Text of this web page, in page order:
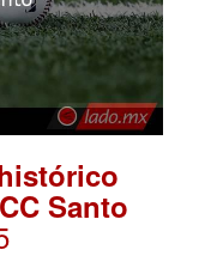
Santo